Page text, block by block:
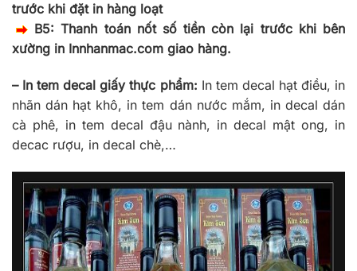
trước khi đặt in hàng loạt
B5: Thanh toán nốt số tiền còn lại trước khi bên
xường in Innhanmac.com giao hàng.
– In tem decal giấy thực phẩm: In tem decal hạt điều, in
nhãn dán hạt khô, in tem dán nước mắm, in decal dán
cà phê, in tem decal đậu nành, in decal mật ong, in
decac rượu, in decal chè,…